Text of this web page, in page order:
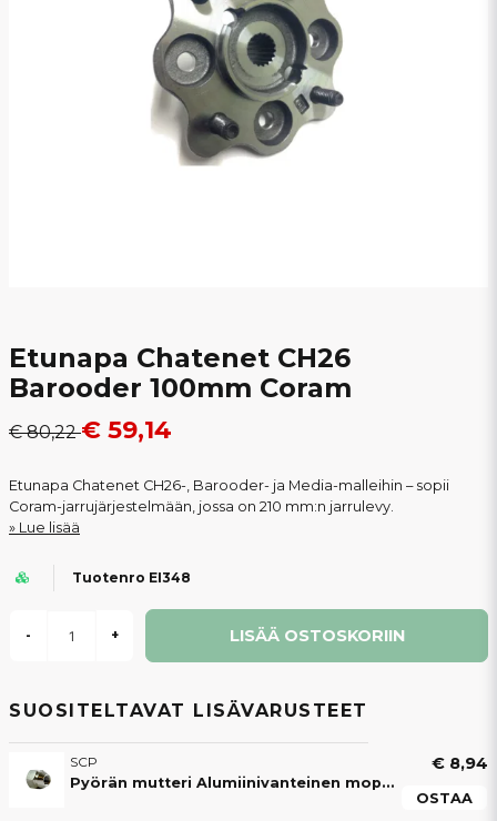
Etunapa Chatenet CH26
Barooder 100mm Coram
€ 80,22€ 59,14
Etunapa Chatenet CH26-, Barooder- ja Media-malleihin – sopii
Coram-jarrujärjestelmään, jossa on 210 mm:n jarrulevy.
Lue lisää
Tuotenro EI348
- + LISÄÄ OSTOSKORIIN
SUOSITELTAVAT LISÄVARUSTEET
SCP
Pyörän mutteri Alumiinivanteinen mopoauto
€ 8,94
OSTAA